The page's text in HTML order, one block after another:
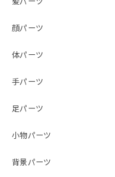
顔パーツ
体パーツ
手パーツ
足パーツ
小物パーツ
背景パーツ